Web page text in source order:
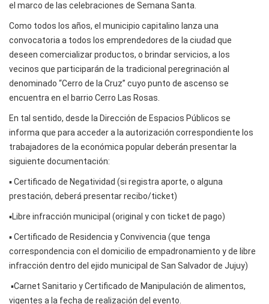
el marco de las celebraciones de Semana Santa.
Como todos los años, el municipio capitalino lanza una
convocatoria a todos los emprendedores de la ciudad que
deseen comercializar productos, o brindar servicios, a los
vecinos que participarán de la tradicional peregrinación al
denominado “Cerro de la Cruz” cuyo punto de ascenso se
encuentra en el barrio Cerro Las Rosas.
En tal sentido, desde la Dirección de Espacios Públicos se
informa que para acceder a la autorización correspondiente los
trabajadores de la económica popular deberán presentar la
siguiente documentación:
▪️ Certificado de Negatividad (si registra aporte, o alguna
prestación, deberá presentar recibo/ticket)
▪️Libre infracción municipal (original y con ticket de pago)
▪️ Certificado de Residencia y Convivencia (que tenga
correspondencia con el domicilio de empadronamiento y de libre
infracción dentro del ejido municipal de San Salvador de Jujuy)
▪️Carnet Sanitario y Certificado de Manipulación de alimentos,
vigentes a la fecha de realización del evento.